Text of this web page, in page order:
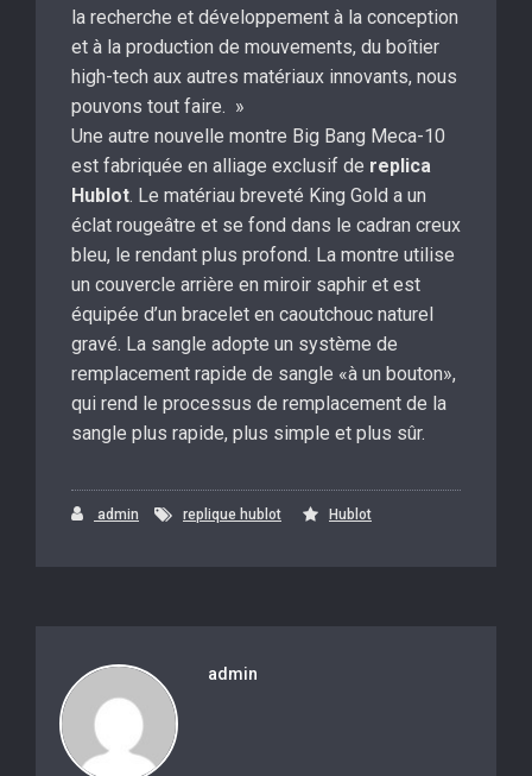
la recherche et développement à la conception
et à la production de mouvements, du boîtier
high-tech aux autres matériaux innovants, nous
pouvons tout faire. »
Une autre nouvelle montre Big Bang Meca-10
est fabriquée en alliage exclusif de replica
Hublot. Le matériau breveté King Gold a un
éclat rougeâtre et se fond dans le cadran creux
bleu, le rendant plus profond. La montre utilise
un couvercle arrière en miroir saphir et est
équipée d’un bracelet en caoutchouc naturel
gravé. La sangle adopte un système de
remplacement rapide de sangle «à un bouton»,
qui rend le processus de remplacement de la
sangle plus rapide, plus simple et plus sûr.
admin replique hublot Hublot
admin